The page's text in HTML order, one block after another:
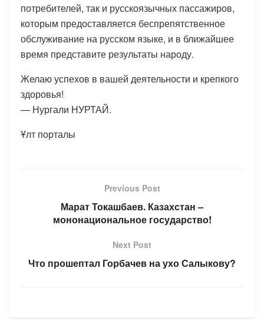
потребителей, так и русскоязычных пассажиров,
которым предоставляется беспрепятственное
обслуживание на русском языке, и в ближайшее
время представите результаты народу.
Желаю успехов в вашей деятельности и крепкого
здоровья!
— Нургали НУРТАЙ.
Ұлт порталы
Previous Post
Марат Токашбаев. Казахстан –
мононациональное государство!
Next Post
Что прошептал Горбачев на ухо Салыкову?